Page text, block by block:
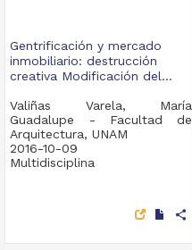
Gentrificación y mercado
inmobiliario: destrucción
creativa Modificación del...
Valiñas Varela, María
Guadalupe - Facultad de
Arquitectura, UNAM
2016-10-09
Multidisciplina
share